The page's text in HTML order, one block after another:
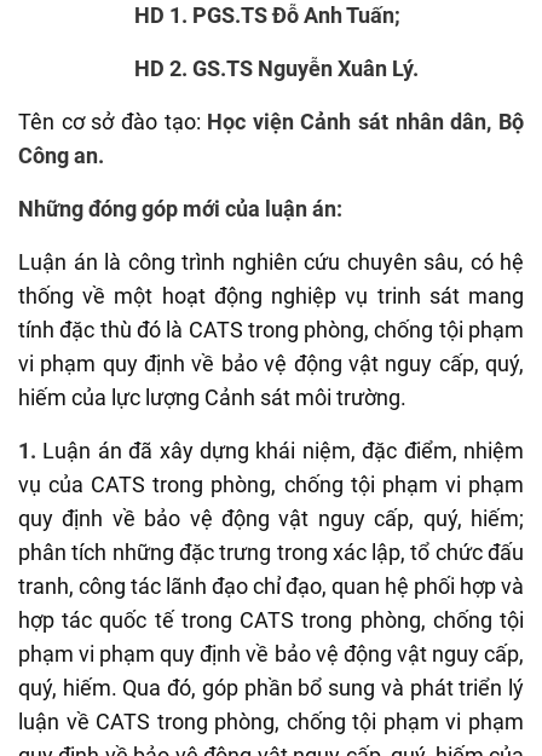
HD 1. PGS.TS Đỗ Anh Tuấn;
HD 2. GS.TS Nguyễn Xuân Lý.
Tên cơ sở đào tạo: Học viện Cảnh sát nhân dân, Bộ
Công an.
Những đóng góp mới của luận án:
Luận án là công trình nghiên cứu chuyên sâu, có hệ
thống về một hoạt động nghiệp vụ trinh sát mang
tính đặc thù đó là CATS trong phòng, chống tội phạm
vi phạm quy định về bảo vệ động vật nguy cấp, quý,
hiếm của lực lượng Cảnh sát môi trường.
1. Luận án đã xây dựng khái niệm, đặc điểm, nhiệm
vụ của CATS trong phòng, chống tội phạm vi phạm
quy định về bảo vệ động vật nguy cấp, quý, hiếm;
phân tích những đặc trưng trong xác lập, tổ chức đấu
tranh, công tác lãnh đạo chỉ đạo, quan hệ phối hợp và
hợp tác quốc tế trong CATS trong phòng, chống tội
phạm vi phạm quy định về bảo vệ động vật nguy cấp,
quý, hiếm. Qua đó, góp phần bổ sung và phát triển lý
luận về CATS trong phòng, chống tội phạm vi phạm